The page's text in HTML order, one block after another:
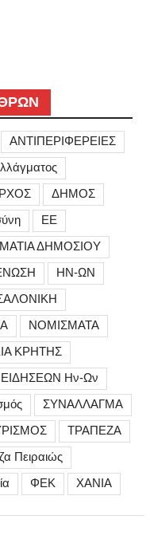
ΑΝΤΙΠΕΡΙΦΕΡΕΙΕΣ
ΔΗΜΟΣ
ΕΕ
ΔΗΜΟΣΙΟΥ
ΗΝ-ΩΝ
ΝΟΜΙΣΜΑΤΑ
ΚΡΗΤΗΣ
Ην-Ων
ΣΥΝΑΛΛΑΓΜΑ
ΤΡΑΠΕΖΑ
Πειραιώς
ΦΕΚ ΧΑΝΙΑ